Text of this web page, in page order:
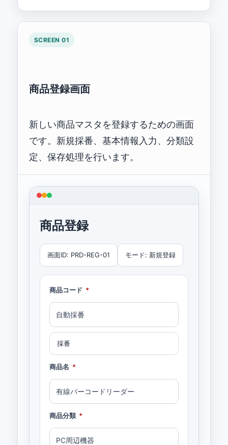
SCREEN 01
商品登録画面
新しい商品マスタを登録するための画面
です。新規採番、基本情報入力、分類設
定、保存処理を行います。
商品登録
画面ID: PRD-REG-01 モード: 新規登録
商品コード *
自動採番
採番
商品名 *
有線バーコードリーダー
商品分類 *
PC周辺機器